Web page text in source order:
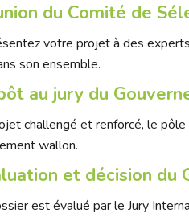
du Comité de
votre projet à des
son ensemble.
au jury du
challengé et renforcé, le
wallon.
et décision du
est évalué par le Jury